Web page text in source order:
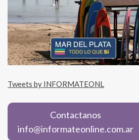
Tweets by INFORMATEONL
Contactanos
info@informateonline.com.ar